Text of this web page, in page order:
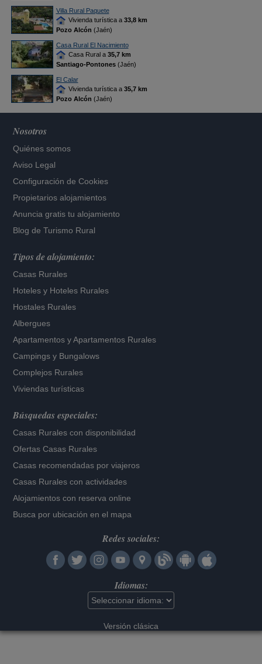
Villa Rural Paquete
Vivienda turística a 33,8 km
Pozo Alcón (Jaén)
Casa Rural El Nacimiento
Casa Rural a 35,7 km
Santiago-Pontones(Jaén)
El Calar
Vivienda turística a 35,7 km
Pozo Alcón (Jaén)
Nosotros
Quiénes somos
Aviso Legal
Configuración de Cookies
Propietarios alojamientos
Anuncia gratis tu alojamiento
Blog de Turismo Rural
Tipos de alojamiento:
Casas Rurales
Hoteles y Hoteles Rurales
Hostales Rurales
Albergues
Apartamentos yApartamentos Rurales
Campings y Bungalows
Complejos Rurales
Viviendas turísticas
Búsquedas especiales:
Casas Rurales con disponibilidad
Ofertas Casas Rurales
Casas recomendadas por viajeros
Casas Rurales con actividades
Alojamientos con reserva online
Busca por ubicación en el mapa
Redes sociales:
Idiomas:
Versión clásica